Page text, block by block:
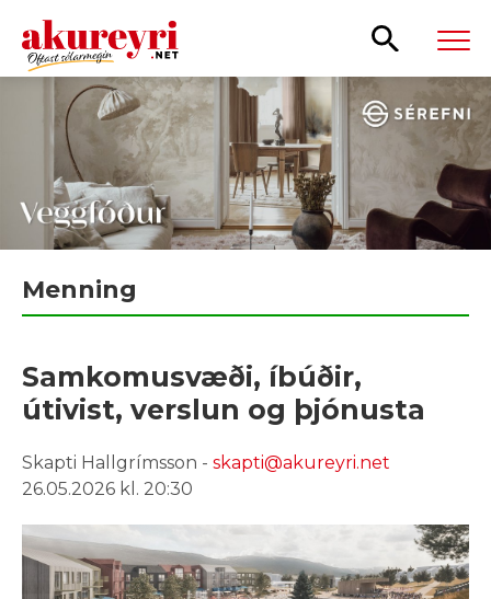
Leita
Menning
Samkomusvæði, íbúðir,
útivist, verslun og þjónusta
Skapti Hallgrímsson - skapti@akureyri.net
26.05.2026 kl. 20:30